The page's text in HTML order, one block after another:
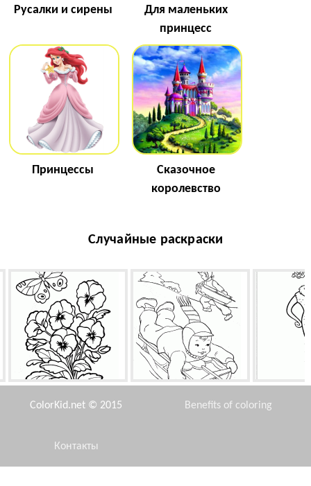
Русалки и сирены
Для маленьких
принцесс
Принцессы
Сказочное
королевство
Случайные раскраски
Анютины глазки Малыш на санках
ColorKid.net © 2015 Benefits of coloring
Контакты